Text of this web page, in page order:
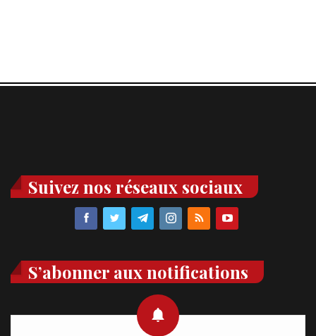
Suivez nos réseaux sociaux
S’abonner aux notifications